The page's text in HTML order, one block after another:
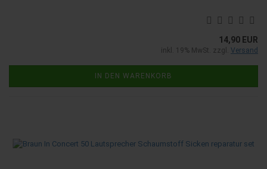
14,90 EUR
inkl. 19% MwSt. zzgl. Versand
IN DEN WARENKORB